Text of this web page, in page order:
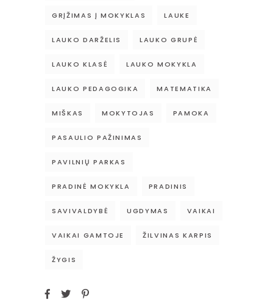
GRĮŽIMAS Į MOKYKLAS LAUKE
LAUKO DARŽELIS LAUKO GRUPĖ
LAUKO KLASĖ LAUKO MOKYKLA
LAUKO PEDAGOGIKA MATEMATIKA
MIŠKAS MOKYTOJAS PAMOKA
PASAULIO PAŽINIMAS
PAVILNIŲ PARKAS
PRADINĖ MOKYKLA PRADINIS
SAVIVALDYBĖ UGDYMAS VAIKAI
VAIKAI GAMTOJE ŽILVINAS KARPIS
ŽYGIS